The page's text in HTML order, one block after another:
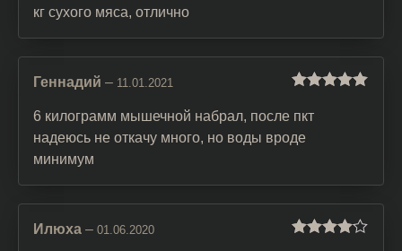
кг сухого мяса, отлично
5
Геннадий – 11.01.2021
6 килограмм мышечной набрал, после пкт
надеюсь не откачу много, но воды вроде
минимум
Илюха – 01.06.2020